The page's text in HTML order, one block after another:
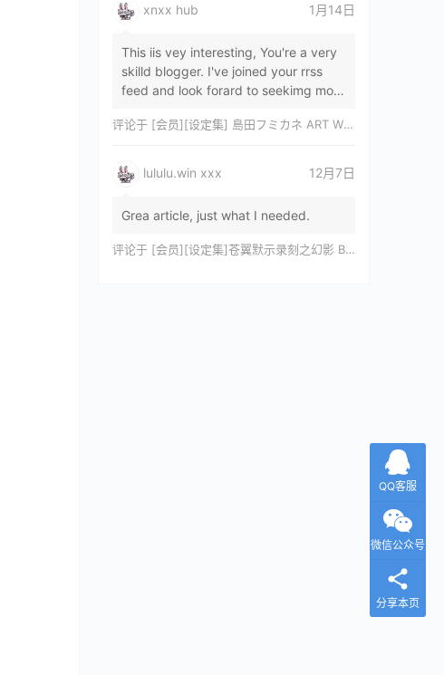
xnxx hub 1月14日
This iis vey interesting, You're a very
skilld blogger. I've joined your rrss
feed and look forard to seekimg mor
评论于 [会员][设定集] 島田フミカネ ART WORKS EXTRA Luminous Witches[DL]
lululu.win xxx 12月7日
Grea article, just what I needed.
评论于 [会员][设定集]苍翼默示录刻之幻影 BLAZBLUE CHRONOPHANTASMA 公式設定資料集II
QQ客服
微信公众号
分享本页